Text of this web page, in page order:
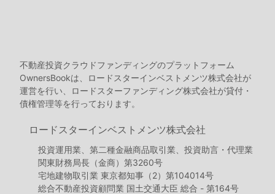
不動産投資クラウドファンディングのプラットフォーム
OwnersBookは、ロードスターインベストメンツ株式会社が
運営を行い、ロードスターファンディング株式会社が貸付・
債権管理等を行っております。
ロードスターインベストメンツ株式会社
投資運用業、第二種金融商品取引業、投資助言・代理業
関東財務局長（金商）第3260号
宅地建物取引業 東京都知事（2）第104014号
総合不動産投資顧問業 国土交通大臣 総合 - 第164号